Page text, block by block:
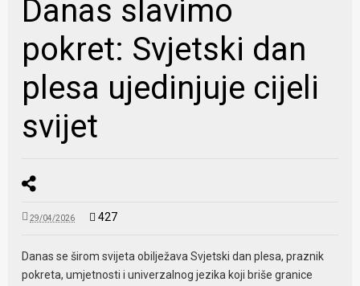
Danas slavimo
pokret: Svjetski dan
plesa ujedinjuje cijeli
svijet
29/04/2026 427
Danas se širom svijeta obilježavaSvjetski dan plesa, praznik
pokreta, umjetnosti i univerzalnog jezika koji briše granice